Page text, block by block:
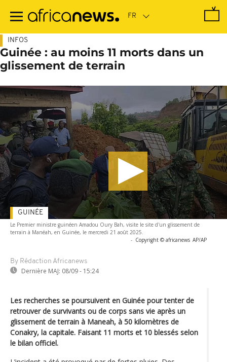
contenu
INFOS
Guinée : au moins 11 morts dans un
glissement de terrain
Le Premier ministre guinéen Amadou Oury Bah, visite le site d'un glissement de
terrain à Manéah, en Guinée, le mercredi 21 août 2025.
- Copyright © africanews AP/AP
By Rédaction Africanews
Dernière MAJ: 08/09 - 15:24
GUINÉE
Les recherches se poursuivent en Guinée pour tenter de
retrouver de survivants ou de corps sans vie après un
glissement de terrain à Maneah, à 50 kilomètres de
Conakry, la capitale. Faisant 11 morts et 10 blessés selon
le bilan officiel.